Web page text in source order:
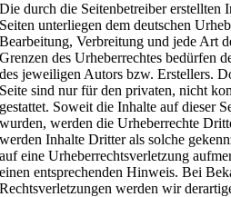
Die durch die Seitenbetreiber erstellten
Seiten unterliegen dem deutschen
Bearbeitung, Verbreitung und jede Art
Grenzen des Urheberrechtes bedürfen
des jeweiligen Autors bzw. Erstellers.
Seite sind nur für den privaten, nicht
gestattet. Soweit die Inhalte auf dieser
wurden, werden die Urheberrechte
werden Inhalte Dritter als solche
auf eine Urheberrechtsverletzung
einen entsprechenden Hinweis. Bei
Rechtsverletzungen werden wir